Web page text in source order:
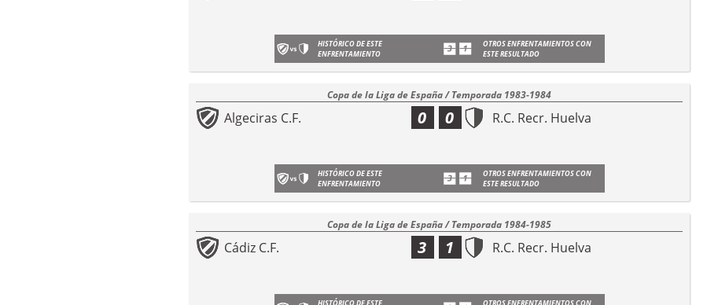
HISTÓRICO DE ESTE
ENFRENTAMIENTO
OTROS ENFRENTAMIENTOS CON
ESTE RESULTADO
Copa de la Liga de España / Temporada 1983-1984
Algeciras C.F. 0 R.C. Recr. Huelva
0
HISTÓRICO DE ESTE
ENFRENTAMIENTO
OTROS ENFRENTAMIENTOS CON
ESTE RESULTADO
Copa de la Liga de España / Temporada 1984-1985
Cádiz C.F. 3 R.C. Recr. Huelva
1